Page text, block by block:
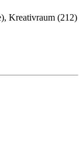
Kreativraum (212)